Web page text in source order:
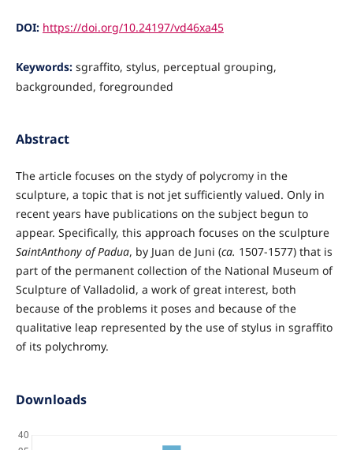
DOI: https://doi.org/10.24197/vd46xa45
Keywords: sgraffito, stylus, perceptual grouping,
backgrounded, foregrounded
Abstract
The article focuses on the stydy of polycromy in the
sculpture, a topic that is not jet sufficiently valued. Only in
recent years have publications on the subject begun to
appear. Specifically, this approach focuses on the sculpture
SaintAnthony of Padua, by Juan de Juni (ca. 1507-1577) that is
part of the permanent collection of the National Museum of
Sculpture of Valladolid, a work of great interest, both
because of the problems it poses and because of the
qualitative leap represented by the use of stylus in sgraffito
of its polychromy.
Downloads